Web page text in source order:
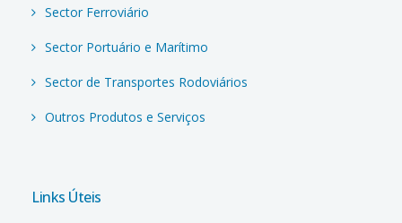
Sector Ferroviário
Sector Portuário e Marítimo
Sector de Transportes Rodoviários
Outros Produtos e Serviços
Links Úteis